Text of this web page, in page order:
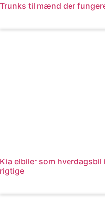
Trunks til mænd der
Kia elbiler som
rigtige